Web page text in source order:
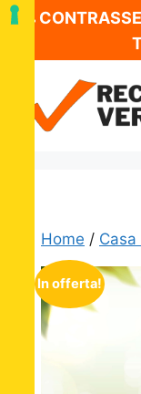
contenuto
Home /
In offerta!